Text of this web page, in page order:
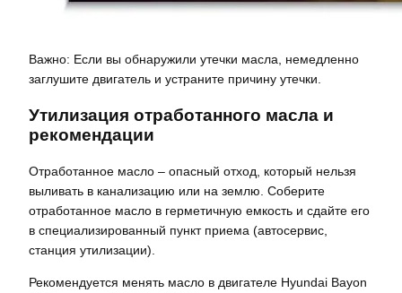
Важно: Если вы обнаружили утечки масла, немедленно
заглушите двигатель и устраните причину утечки.
Утилизация отработанного масла и
рекомендации
Отработанное масло – опасный отход, который нельзя
выливать в канализацию или на землю. Соберите
отработанное масло в герметичную емкость и сдайте его
в специализированный пункт приема (автосервис,
станция утилизации).
Рекомендуется менять масло в двигателе Hyundai Bayon